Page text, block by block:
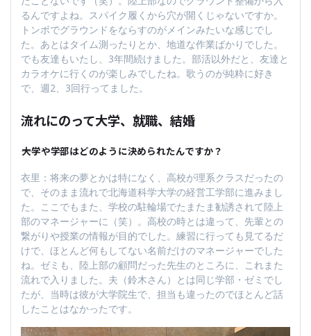
るんですよね。スパイク履くから穴が開くじゃないですか。
トンボでグラウンドをならすのがメインみたいな感じでし
た。あとはタイム測ったりとか、地道な作業ばかりでした。
でも友達もいたし、3年間続けました。部活以外だと、友達と
カラオケに行くのが楽しみでしたね。歌うのが純粋に好き
で、週2、3回行ってました。
流れにのって大学、就職、結婚
――大学や学部はどのように決められたんですか？
衣里：将来の夢とかは特になく、高校が理系クラスだったの
で、そのまま流れで北海道科学大学の経営工学部に進みまし
た。ここでもまた、学校の駐輪場でたまたま勧誘されて陸上
部のマネージャーに（笑）。高校の時とは違って、先輩との
繋がりや授業の情報が目的でした。練習に行っても見てるだ
けで、ほとんど何もしてない名前だけのマネージャーでした
ね。ゼミも、陸上部の顧問だった先生のところに、これまた
流れで入りました。夫（鈴木さん）とは同じ学部・ゼミでし
たが、当時は彼が大学院生で、担当も違ったのでほとんど話
したことはなかったです。